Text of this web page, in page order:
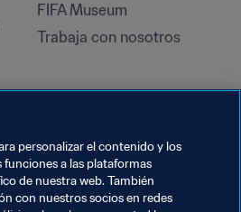
FIFA Museum
Trabaja con nosotros
personalizar el contenido y los
a las plataformas
de nuestra web. También
con nuestros socios en redes